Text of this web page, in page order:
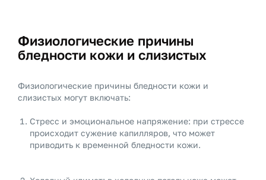
Физиологические причины
бледности кожи и слизистых
Физиологические причины бледности кожи и
слизистых могут включать:
Стресс и эмоциональное напряжение: при стрессе
происходит сужение капилляров, что может
приводить к временной бледности кожи.